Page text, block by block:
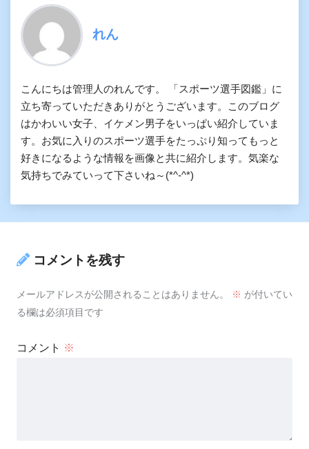
れん
こんにちは管理人のれんです。 「スポーツ選手図鑑」に
立ち寄っていただきありがとうございます。このブログ
はかわいい女子、イケメン男子をいっぱい紹介していま
す。お気に入りのスポーツ選手をたっぷり知ってもっと
好きになるような情報を画像と共に紹介します。気楽な
気持ちでみていって下さいね～(*^-^*)
コメントを残す
メールアドレスが公開されることはありません。 ※ が付いてい
る欄は必須項目です
コメント ※